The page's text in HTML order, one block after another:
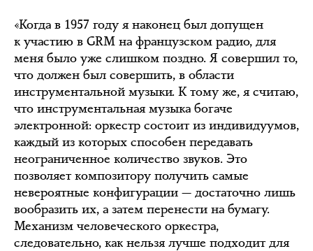
«Когда в 1957 году я наконец был допущен
к участию в GRM на французском радио, для
меня было уже слишком поздно. Я совершил то,
что должен был совершить, в области
инструментальной музыки. К тому же, я считаю,
что инструментальная музыка богаче
электронной: оркестр состоит из индивидуумов,
каждый из которых способен передавать
неограниченное количество звуков. Это
позволяет композитору получить самые
невероятные конфигурации — достаточно лишь
вообразить их, а затем перенести на бумагу.
Механизм человеческого оркестра,
следовательно, как нельзя лучше подходит для